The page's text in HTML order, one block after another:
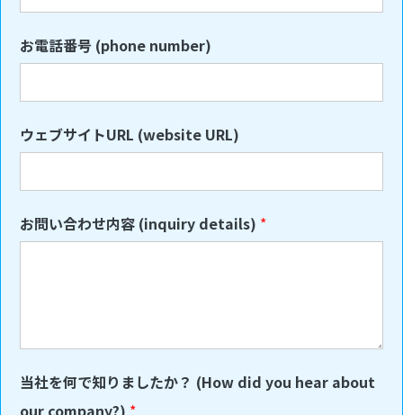
お電話番号 (phone number)
ウェブサイトURL (website URL)
お問い合わせ内容 (inquiry details) *
当社を何で知りましたか？ (How did you hear about